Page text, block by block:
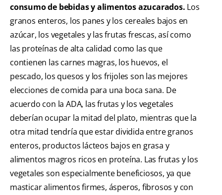
consumo de bebidas y alimentos azucarados. Los
granos enteros, los panes y los cereales bajos en
azúcar, los vegetales y las frutas frescas, así como
las proteínas de alta calidad como las que
contienen las carnes magras, los huevos, el
pescado, los quesos y los frijoles son las mejores
elecciones de comida para una boca sana. De
acuerdo con la ADA, las frutas y los vegetales
deberían ocupar la mitad del plato, mientras que la
otra mitad tendría que estar dividida entre granos
enteros, productos lácteos bajos en grasa y
alimentos magros ricos en proteína. Las frutas y los
vegetales son especialmente beneficiosos, ya que
masticar alimentos firmes, ásperos, fibrosos y con